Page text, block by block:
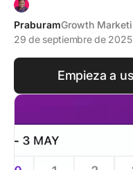
PraburamGrowth
29 de septiembre de 2025
Empieza a